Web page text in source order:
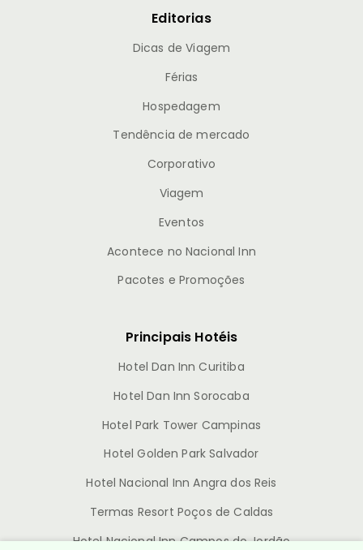
Editorias
Dicas de Viagem
Férias
Hospedagem
Tendência de mercado
Corporativo
Viagem
Eventos
Acontece no Nacional Inn
Pacotes e Promoções
Principais Hotéis
Hotel Dan Inn Curitiba
Hotel Dan Inn Sorocaba
Hotel Park Tower Campinas
Hotel Golden Park Salvador
Hotel Nacional Inn Angra dos Reis
Termas Resort Poços de Caldas
Hotel Nacional Inn Campos do Jordão